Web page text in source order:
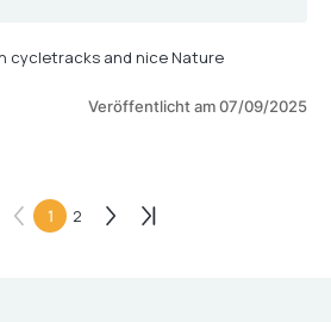
cycletracks and nice Nature
Veröffentlicht am 07/09/2025
1 2